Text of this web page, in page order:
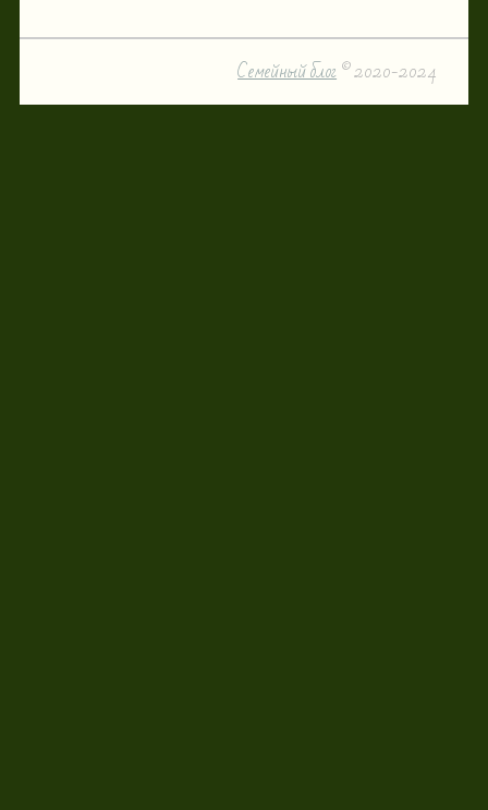
Семейный блог© 2020-2024